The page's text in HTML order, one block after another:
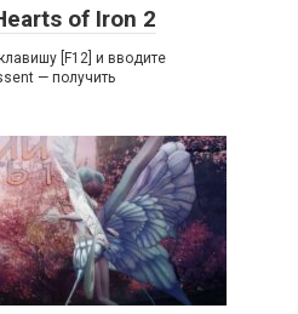
of Iron 2
[F12] и вводите
— получить